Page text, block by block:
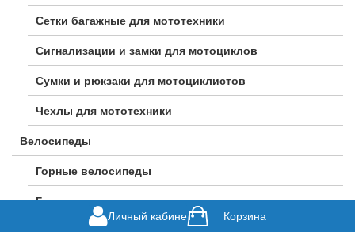
Сетки багажные для мототехники
Сигнализации и замки для мотоциклов
Сумки и рюкзаки для мотоциклистов
Чехлы для мототехники
Велосипеды
Горные велосипеды
Городские велосипеды
Личный кабинет Корзина